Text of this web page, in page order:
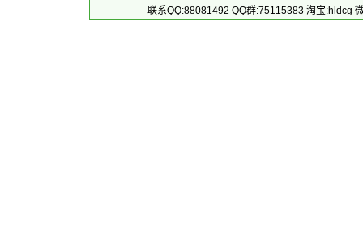
联系QQ:88081492 QQ群:75115383 淘宝:hldcg